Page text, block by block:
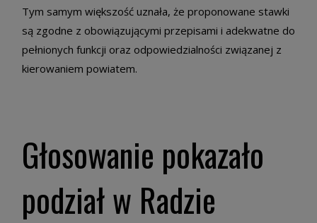
Tym samym większość uznała, że proponowane stawki
są zgodne z obowiązującymi przepisami i adekwatne do
pełnionych funkcji oraz odpowiedzialności związanej z
kierowaniem powiatem.
Głosowanie pokazało
podział w Radzie